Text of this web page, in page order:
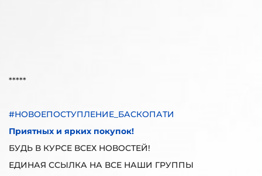
*****
#НОВОЕПОСТУПЛЕНИЕ_БАСКОПАТИ
Приятных и ярких покупок!
БУДЬ В КУРСЕ ВСЕХ НОВОСТЕЙ!
ЕДИНАЯ ССЫЛКА НА ВСЕ НАШИ ГРУППЫ